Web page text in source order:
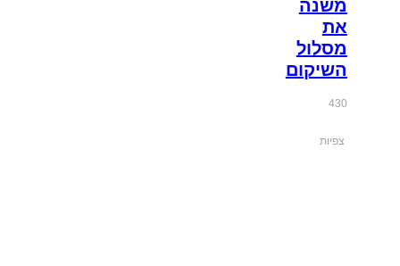
משנה
את
מסלול
השיקום
430
צפיות